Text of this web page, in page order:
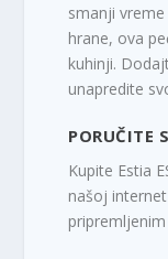
smanji
hrane, ova
kuhinji.
unapredite
PORUČITE
Kupite Estia
našoj